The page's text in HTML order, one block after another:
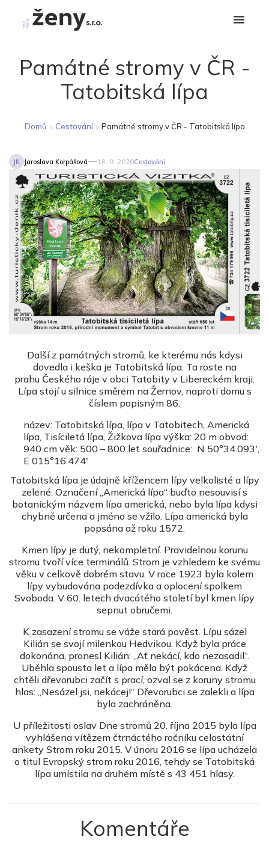
Památné stromy v ČR -
Tatobitská lípa
Domů » Cestování » Památné stromy v ČR - Tatobitská lípa
JK Jaroslava Korpášová 18. 9. 2020Cestování
Další z památných stromů, ke kterému nás kdysi
dovedla i keška je Tatobitská lípa. Ta roste na
prahu Českého ráje v obci Tatobity v Libereckém kraji.
Lípa stojí u silnice směrem na Žernov, naproti domu s
číslem popisným 86.
název: Tatobitská lípa, lípa v Tatobitech, Americká
lípa, Tisíciletá lípa, Žižkova lípa výška: 20 m obvod:
940 cm věk: 500 – 800 let souřadnice: N 50°34.093',
E 015°16.474'
Tatobitská lípa je údajně křížencem lípy velkolisté a lípy
zelené. Označení „Americká lípa“ buďto nesouvisí s
botanickým názvem lípa americká, nebo byla lípa kdysi
chybně určena a jméno se vžilo. Lípa americká byla
popsána až roku 1572.
Kmen lípy je dutý, nekompletní. Pravidelnou korunu
stromu tvoří více terminálů. Strom je vzhledem ke svému
věku v celkově dobrém stavu. V roce 1923 byla kolem
lípy vybudována podezdívka a oplocení spolkem
Svoboda. V 60. letech dvacátého století byl kmen lípy
sepnut obručemi.
K zasazení stromu se váže stará pověst. Lípu sázel
Kilián se svojí milenkou Hedvikou. Když byla práce
dokonána, pronesl Kilián: „Ať nekácí, kdo nezasadil“.
Uběhla spousta let a lípa měla být pokácena. Když
chtěli dřevorubci začít s prací, ozval se z koruny stromu
hlas: „Nesázel jsi, nekácej!“ Dřevorubci se zalekli a lípa
byla zachráněna.
U příležitosti oslav Dne stromů 20. října 2015 byla lípa
vyhlášena vítězem čtrnáctého ročníku celostátní
ankety Strom roku 2015. V únoru 2016 se lípa ucházela
o titul Evropský strom roku 2016, tehdy se Tatobitská
lípa umístila na druhém místě s 43 451 hlasy.
Komentáře